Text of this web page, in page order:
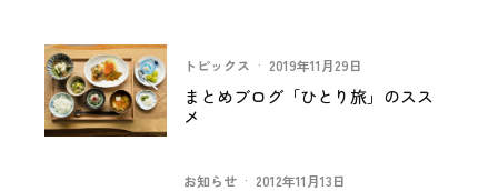
トピックス · 2019年11月29日
まとめブログ「ひとり旅」のスス
メ
お知らせ · 2012年11月13日